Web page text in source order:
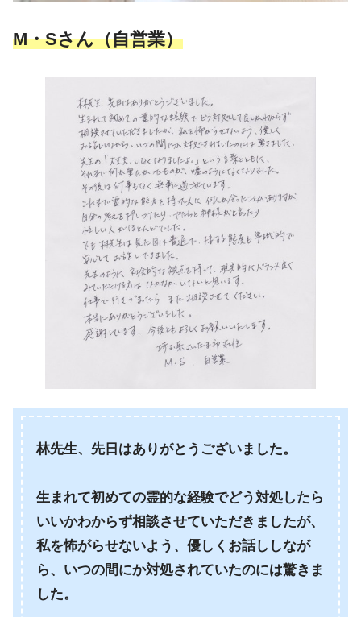
M・Sさん（自営業）
林先生、先日はありがとうございました。
生まれて初めての霊的な経験でどう対処したら
いいかわからず相談させていただきましたが、
私を怖がらせないよう、優しくお話ししなが
ら、いつの間にか対処されていたのには驚きま
した。